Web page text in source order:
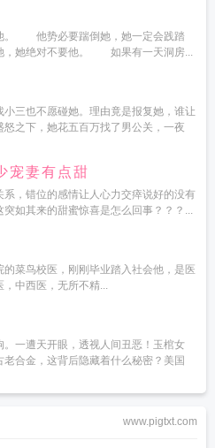
。 他势必要踹倒她，她一定会践踏
她绝对不要他。 如果有一天洞房...
三也不愿碰她。理由竟是报复她，谁让
之下，她花五百万找了男公关，一夜
宠妻有点甜
系，错位的感情让人心力交瘁说好的没有
如其来的甜蜜惊喜是怎么回事？？？...
菜鸟校医，刚刚毕业踏入社会他，是医
中西医，无所不精...
。一遭天开眼，透视人间丑恶！玉棺女
老合金，这背后隐藏着什么秘密？美国
www.pigtxt.com